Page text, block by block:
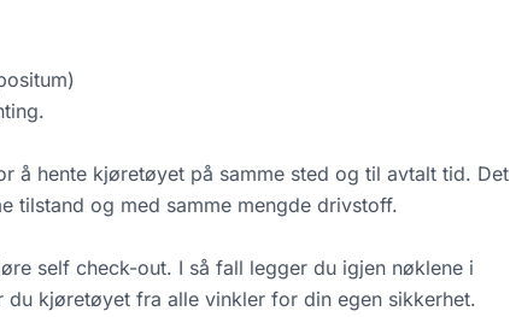
å hente kjøretøyet på samme sted og til avtalt tid. Det
tilstand og med samme mengde drivstoff.
self check-out. I så fall legger du igjen nøklene i
kjøretøyet fra alle vinkler for din egen sikkerhet.